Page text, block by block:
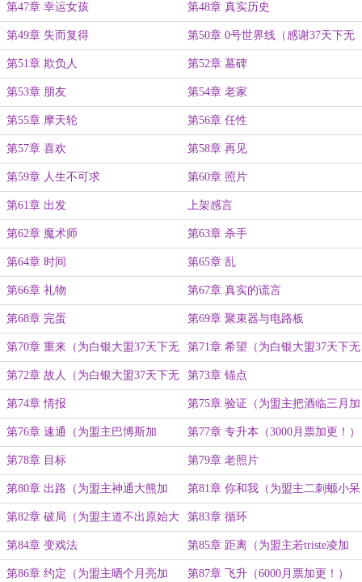
第47章 幸运女孩 第48章 真实历史
第49章 失而复得 第50章 0号世界线（感谢37天下无
双大佬打赏的白银盟！）
第51章 欺负人 第52章 墓碑
第53章 朋友 第54章 老家
第55章 摩天轮 第56章 任性
第57章 喜欢 第58章 再见
第59章 人生不可求 第60章 照片
第61章 出发 上架感言
第62章 魔术师 第63章 杀手
第64章 时间 第65章 乱
第66章 礼物 第67章 真实的谎言
第68章 完蛋 第69章 聚束器与电路板
第70章 重来（为白银大盟37天下无
双加更！）
第71章 希望（为白银大盟37天下无
双加更！）
第72章 故人（为白银大盟37天下无
双加更！）
第73章 锚点
第74章 情报 第75章 验证（为盟主把酒临三月加
更！）
第76章 速通（为盟主巴博斯加
更！）
第77章 专升本（3000月票加更！）
第78章 目标 第79章 老照片
第80章 出路（为盟主神通大熊加
更！）
第81章 你和我（为盟主二刺螈小呆
呆加更！）
第82章 破局（为盟主道不出原始大
罗加更！）
第83章 循环
第84章 变戏法 第85章 距离（为盟主若triste凌加
更！）
第86章 约定（为盟主晒个月亮加 第87章 飞升（6000月票加更！）